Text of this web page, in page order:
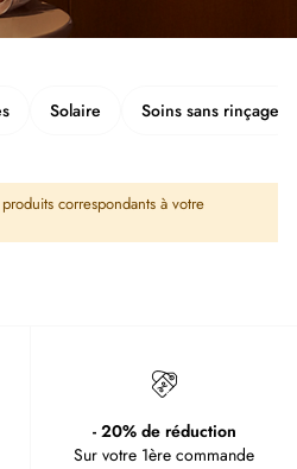
Solaire Soins sans rinçage
correspondants à votre
- 20% de réduction
Sur votre 1ère commande